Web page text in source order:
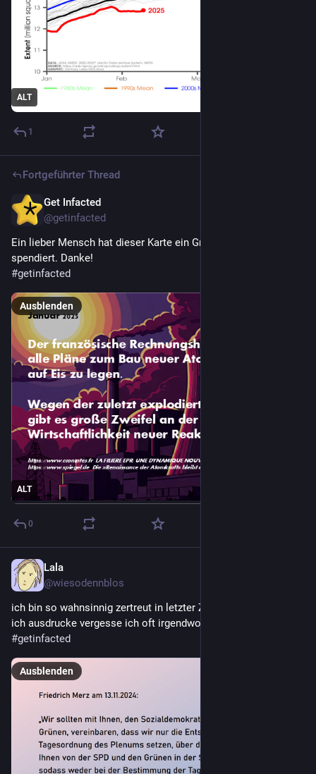
ALT
1
Fortgeführter Thread
Get Infacted
@getinfacted
Ein lieber Mensch hat dieser Karte ein Grafik-Upgrade
spendiert. Danke!
#getinfacted
ALT
Ausblenden
0
Lala
@wiesodennblos
ich bin so wahnsinnig zertreut in letzter Zeit. Die Karten, die
ich ausdrucke vergesse ich oft irgendwo.
#getinfacted
Ausblenden